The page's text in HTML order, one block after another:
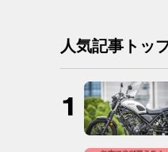
人気記事トッ